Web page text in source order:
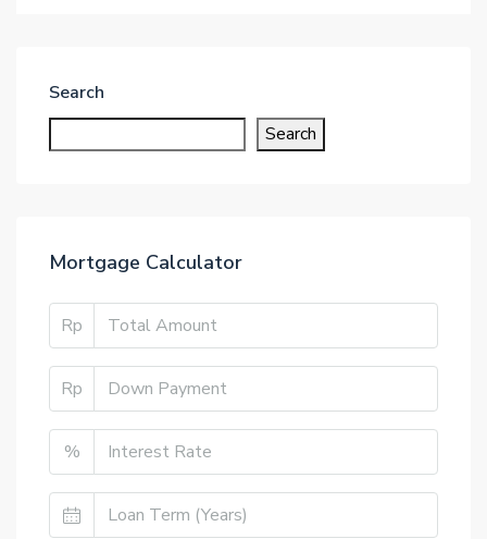
Search
Search
Mortgage Calculator
Rp
Rp
%